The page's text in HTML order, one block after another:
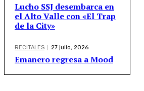
Lucho SSJ desembarca en
el Alto Valle con «El Trap
de la City»
RECITALES 27 julio, 2026
Emanero regresa a Mood